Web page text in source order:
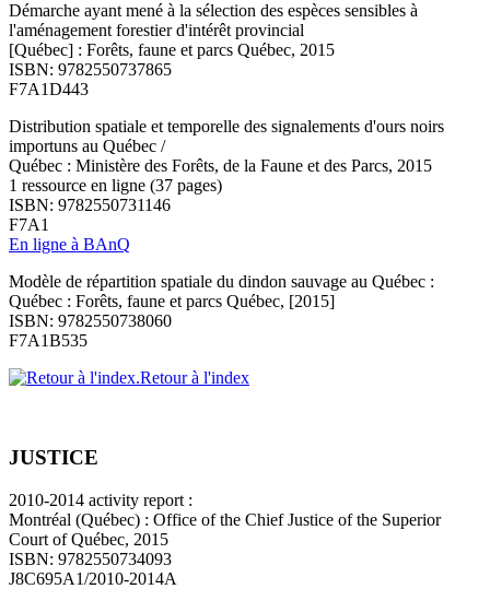
Démarche ayant mené à la sélection des espèces sensibles à
l'aménagement forestier d'intérêt provincial
[Québec] : Forêts, faune et parcs Québec, 2015
ISBN: 9782550737865
F7A1D443
Distribution spatiale et temporelle des signalements d'ours noirs
importuns au Québec /
Québec : Ministère des Forêts, de la Faune et des Parcs, 2015
1 ressource en ligne (37 pages)
ISBN: 9782550731146
F7A1
En ligne à BAnQ
Modèle de répartition spatiale du dindon sauvage au Québec :
Québec : Forêts, faune et parcs Québec, [2015]
ISBN: 9782550738060
F7A1B535
Retour à l'index
JUSTICE
2010-2014 activity report :
Montréal (Québec) : Office of the Chief Justice of the Superior
Court of Québec, 2015
ISBN: 9782550734093
J8C695A1/2010-2014A